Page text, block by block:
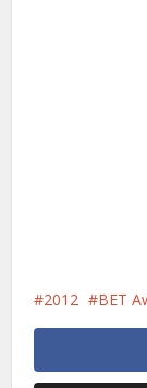
2012 BET